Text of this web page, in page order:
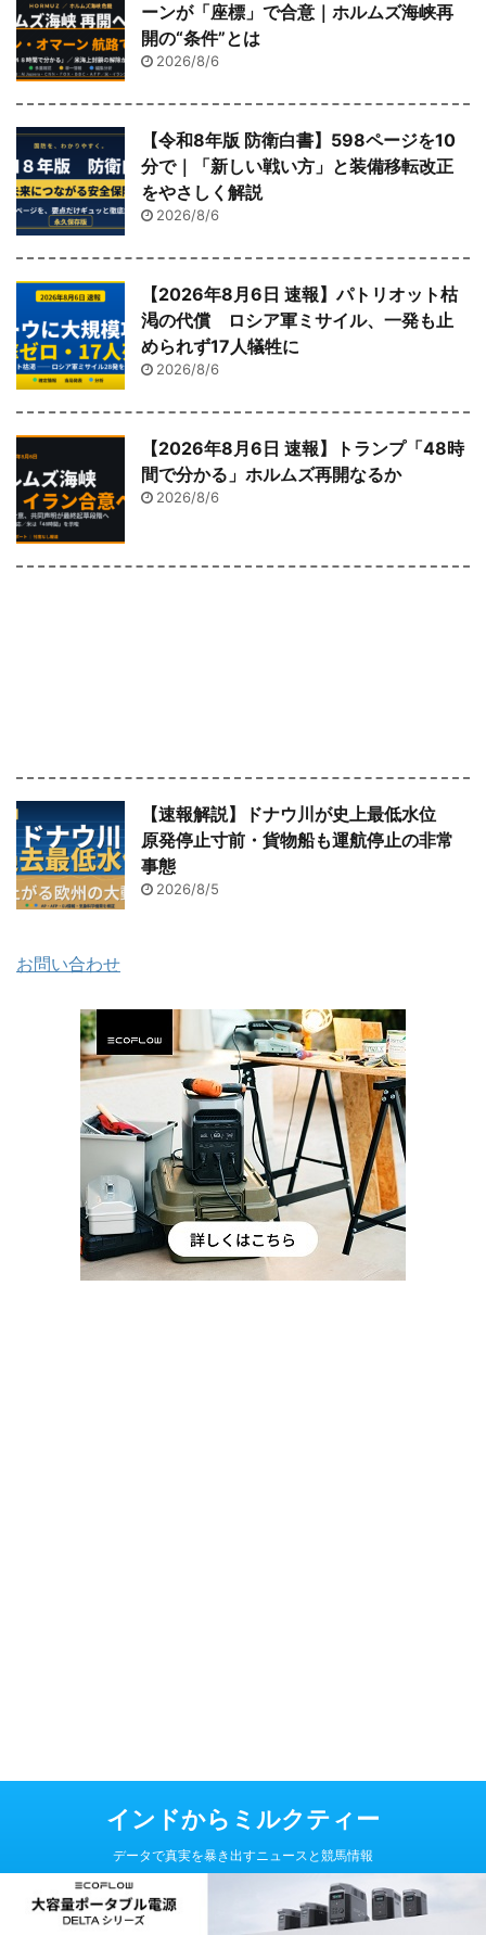
ーンが「座標」で合意｜ホルムズ海峡再
開の“条件”とは
2026/8/6
【令和8年版 防衛白書】598ページを10
分で｜「新しい戦い方」と装備移転改正
をやさしく解説
2026/8/6
【2026年8月6日 速報】パトリオット枯
渇の代償 ロシア軍ミサイル、一発も止
められず17人犠牲に
2026/8/6
【2026年8月6日 速報】トランプ「48時
間で分かる」ホルムズ再開なるか
2026/8/6
【速報解説】ドナウ川が史上最低水位
原発停止寸前・貨物船も運航停止の非常
事態
2026/8/5
お問い合わせ
インドからミルクティー
データで真実を暴き出すニュースと競馬情報
Copyright© インドからミルクティー , 2026 All Rights Reserved Powered
AFFINGER5